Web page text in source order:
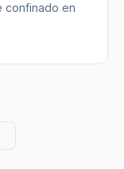
confinado en